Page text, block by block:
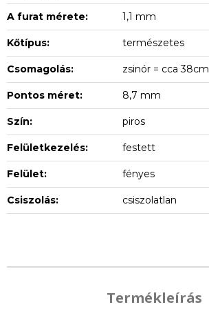
A furat mérete: 1,1 mm
Kőtípus: természetes
Csomagolás: zsinór = cca 38cm
Pontos méret: 8,7 mm
Szín: piros
Felületkezelés: festett
Felület: fényes
Csiszolás: csiszolatlan
Termékleírás